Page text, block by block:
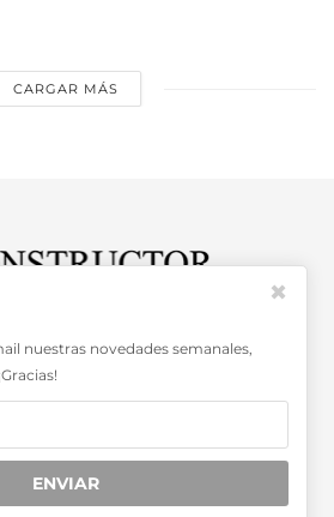
CARGAR MÁS
>>
>>
Argentinas
nuestras novedades semanales,
ENVIAR
✖